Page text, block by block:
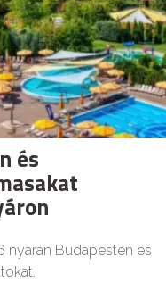
és
nyarán Budapesten és